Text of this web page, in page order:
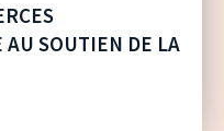
AU SOUTIEN DE LA